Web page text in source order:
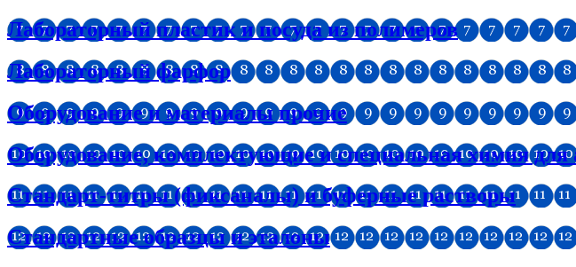
Лабораторный пластик и посуда из полимеров
Лабораторный фарфор
Оборудование и материалы прочие
Оборудование, комплектующие и специальная химия для
Стандарт-титры (фиксаналы) и буферные растворы
Стандартные образцы и эталоны